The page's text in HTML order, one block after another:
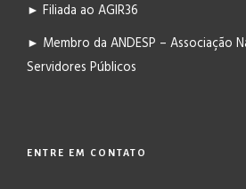
► Filiada ao AGIR36
► Membro da ANDESP – Associação
Servidores Públicos
ENTRE EM CONTATO